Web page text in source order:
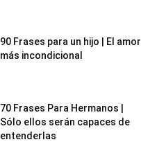
90 Frases para un hijo | El amor
más incondicional
70 Frases Para Hermanos |
Sólo ellos serán capaces de
entenderlas